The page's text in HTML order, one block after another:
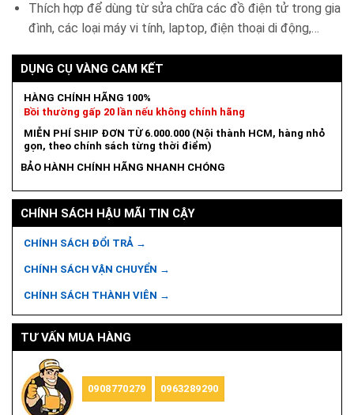
Thích hợp để dùng từ sửa chữa các đồ điện tử trong gia
đình, các loại máy vi tính, laptop, điện thoại di động,…
DỤNG CỤ VÀNG CAM KẾT
HÀNG CHÍNH HÃNG 100%
Bồi thường gấp 20 lần nếu không chính hãng
MIỄN PHÍ SHIP ĐƠN TỪ 6.000.000 (Nội thành HCM, hàng nhỏ
gọn, theo chính sách từng thời điểm)
BẢO HÀNH CHÍNH HÃNG NHANH CHÓNG
CHÍNH SÁCH HẬU MÃI TIN CẬY
CHÍNH SÁCH ĐỔI TRẢ →
CHÍNH SÁCH VẬN CHUYỂN →
CHÍNH SÁCH THÀNH VIÊN →
TƯ VẤN MUA HÀNG
0908770279 0963289290